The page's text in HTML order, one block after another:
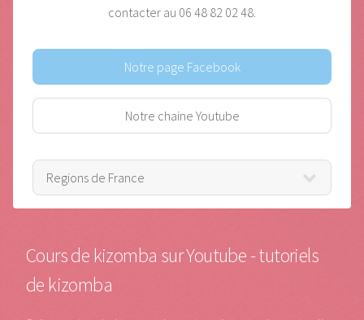
contacter au 06 48 82 02 48.
Notre page Facebook
Notre chaine Youtube
Cours de kizomba sur Youtube - tutoriels
de kizomba